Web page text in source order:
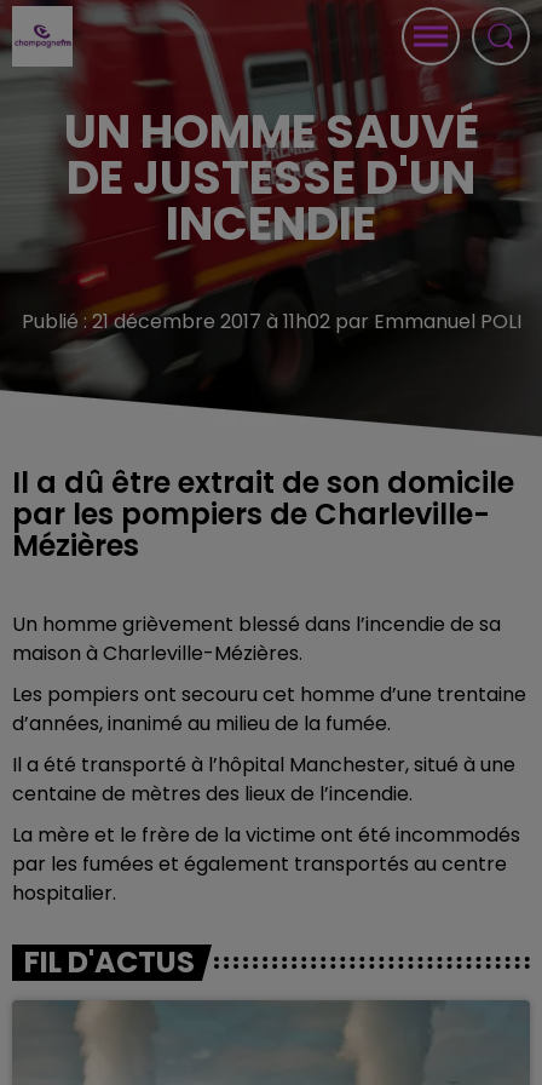
UN HOMME SAUVÉ
DE JUSTESSE D'UN
INCENDIE
Publié : 21 décembre 2017 à 11h02 par Emmanuel POLI
Il a dû être extrait de son domicile
par les pompiers de Charleville-
Mézières
Un homme grièvement blessé dans l’incendie de sa
maison à Charleville-Mézières.
Les pompiers ont secouru cet homme d’une trentaine
d’années, inanimé au milieu de la fumée.
Il a été transporté à l’hôpital Manchester, situé à une
centaine de mètres des lieux de l’incendie.
La mère et le frère de la victime ont été incommodés
par les fumées et également transportés au centre
hospitalier.
FIL D'ACTUS